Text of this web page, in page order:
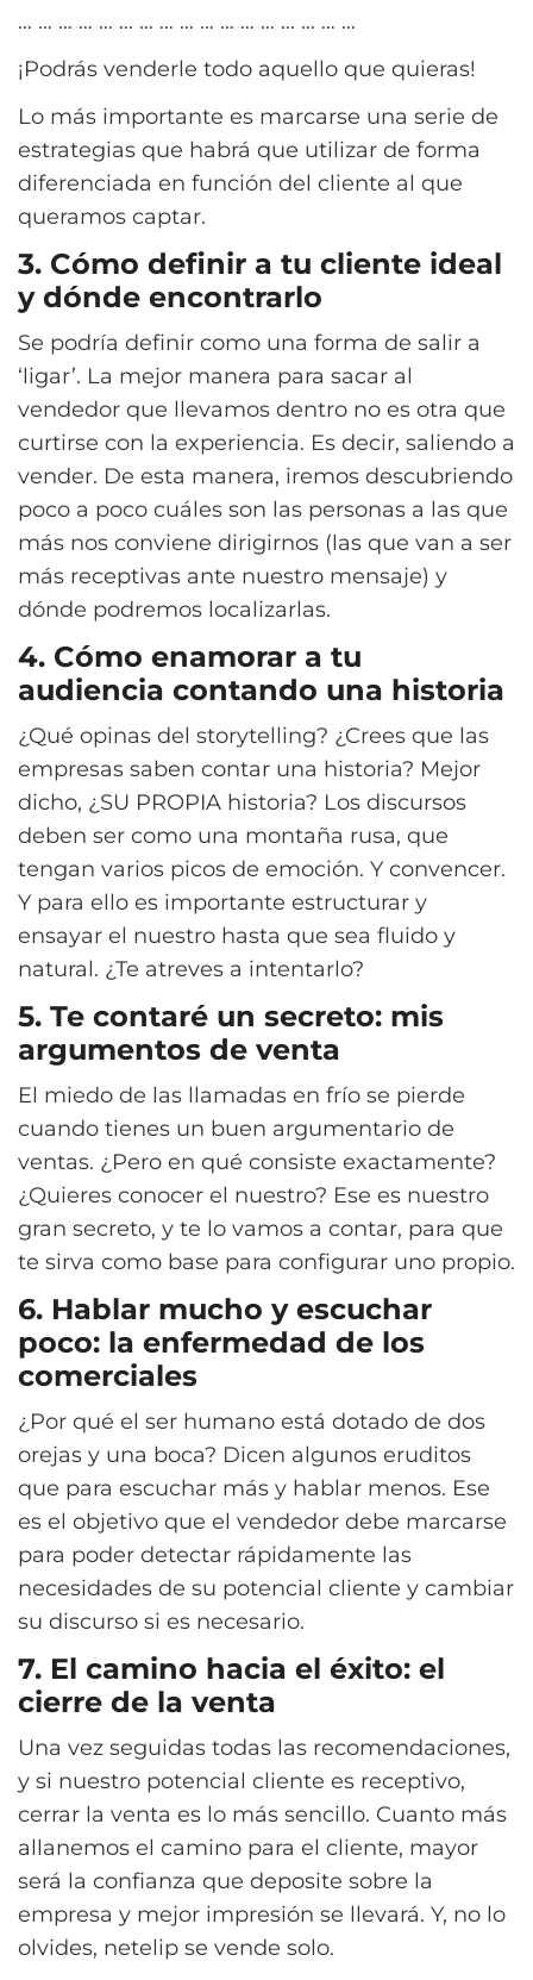
… … … … … … … … … … … … … … … … …
¡Podrás venderle todo aquello que quieras!
Lo más importante es marcarse una serie de
estrategias que habrá que utilizar de forma
diferenciada en función del cliente al que
queramos captar.
3. Cómo definir a tu cliente ideal
y dónde encontrarlo
Se podría definir como una forma de salir a
‘ligar’. La mejor manera para sacar al
vendedor que llevamos dentro no es otra que
curtirse con la experiencia. Es decir, saliendo a
vender. De esta manera, iremos descubriendo
poco a poco cuáles son las personas a las que
más nos conviene dirigirnos (las que van a ser
más receptivas ante nuestro mensaje) y
dónde podremos localizarlas.
4. Cómo enamorar a tu
audiencia contando una historia
¿Qué opinas del storytelling? ¿Crees que las
empresas saben contar una historia? Mejor
dicho, ¿SU PROPIA historia? Los discursos
deben ser como una montaña rusa, que
tengan varios picos de emoción. Y convencer.
Y para ello es importante estructurar y
ensayar el nuestro hasta que sea fluido y
natural. ¿Te atreves a intentarlo?
5. Te contaré un secreto: mis
argumentos de venta
El miedo de las llamadas en frío se pierde
cuando tienes un buen argumentario de
ventas. ¿Pero en qué consiste exactamente?
¿Quieres conocer el nuestro? Ese es nuestro
gran secreto, y te lo vamos a contar, para que
te sirva como base para configurar uno propio.
6. Hablar mucho y escuchar
poco: la enfermedad de los
comerciales
¿Por qué el ser humano está dotado de dos
orejas y una boca? Dicen algunos eruditos
que para escuchar más y hablar menos. Ese
es el objetivo que el vendedor debe marcarse
para poder detectar rápidamente las
necesidades de su potencial cliente y cambiar
su discurso si es necesario.
7. El camino hacia el éxito: el
cierre de la venta
Una vez seguidas todas las recomendaciones,
y si nuestro potencial cliente es receptivo,
cerrar la venta es lo más sencillo. Cuanto más
allanemos el camino para el cliente, mayor
será la confianza que deposite sobre la
empresa y mejor impresión se llevará. Y, no lo
olvides, netelip se vende solo.